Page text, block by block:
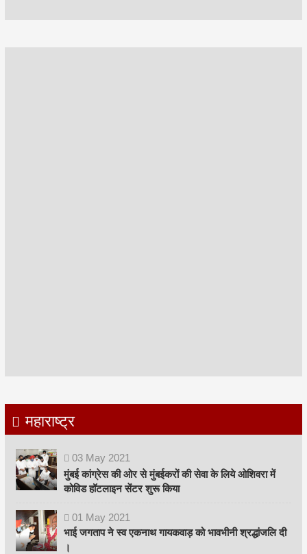
महाराष्ट्र
03 May 2021
मुंबई कांग्रेस की ओर से मुंबईकरों की सेवा के लिये ओशिवरा में
कोविड हॉटलाइन सेंटर शुरू किया
01 May 2021
भाई जगताप ने स्व एकनाथ गायकवाड़ को भावभीनी श्रद्धांजलि दी
।